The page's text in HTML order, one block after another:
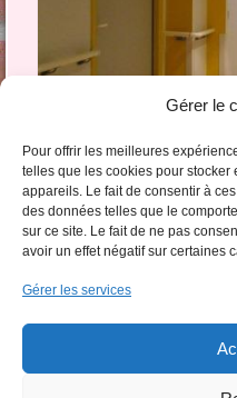
Gérer le
Pour offrir les meilleures
telles que les cookies pour
appareils. Le fait de consentir à
des données telles que le
sur ce site. Le fait de ne pas
avoir un effet négatif sur certaines
Gérer les services
Commentaires et trackbacks clos.